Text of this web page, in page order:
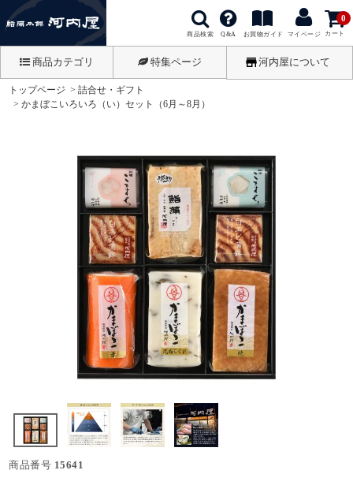
商品検索 Q&A お買物ガイド マイページ カート
0
商品カテゴリ 特集ページ 河内屋について
トップページ
詰合せ・ギフト
かまぼこいろいろ（い）セット（6月～8月）
商品番号 15641